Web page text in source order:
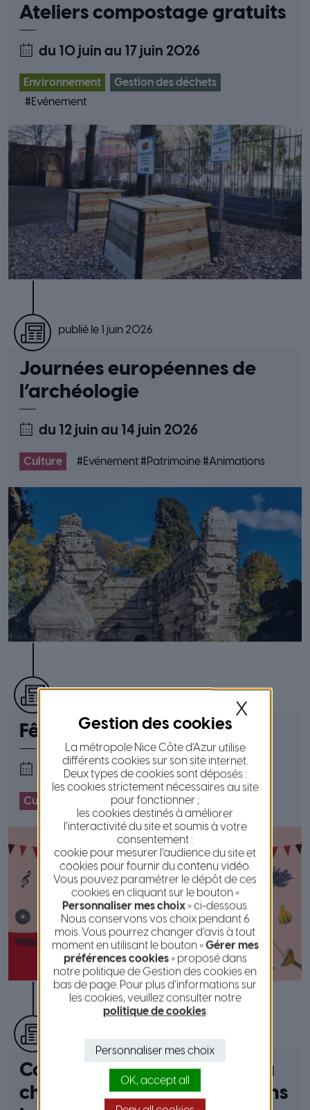
Ateliers compostage gratuits
du 10 juin au 17 juin 2026
Environnement
Gestion des déchets
#Evénement
publié le 1 juin 2026
Journées européennes de
l’archéologie
du 12 juin au 14 juin 2026
Culture #Evénement#Patrimoine#Animations
publié le 23 avril 2026
Fête des Mai
du 01 maiau 31 mai 2026
Culture Evénement
Conférence : Les impacts du
changement climatique dans
X
La métropole Nice Côte d’Azur utilise
différents cookies sur son site internet.
Deux types de cookies sont déposés :
les cookies strictement nécessaires au site
pour fonctionner ;
les cookies destinés à améliorer
l’interactivité du site et soumis à votre
consentement :
cookie pour mesurer l’audience du site et
cookies pour fournir du contenu vidéo.
Vous pouvez paramétrer le dépôt de ces
cookies en cliquant sur le bouton «
Personnaliser mes choix» ci-dessous.
Nous conservons vos choix pendant 6
mois. Vous pourrez changer d’avis à tout
moment en utilisant le bouton «Gérer mes
préférences cookies» proposé dans
notre politique de Gestion des cookies en
bas de page. Pour plus d’informations sur
les cookies, veuillez consulter notre
politique de cookies.
Personnaliser mes choix
OK, accept all